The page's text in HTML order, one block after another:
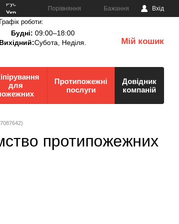
Рус
Укр
Порівняння Бажання Вхід
Графік роботи:
Будні: 09:00–18:00
Вихідний:Субота, Неділя. Мій кошик
для
Протипожежні
послуги
Довідник
компаній
протипожежних